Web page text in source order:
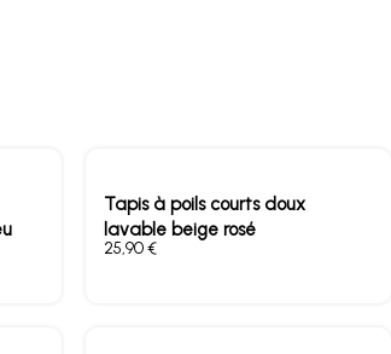
Tapis à poils courts doux
lavable beige rosé
€